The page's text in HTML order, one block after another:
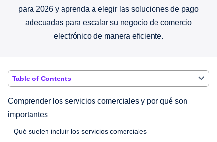
para 2026 y aprenda a elegir las soluciones de pago
adecuadas para escalar su negocio de comercio
electrónico de manera eficiente.
Table of Contents
Comprender los servicios comerciales y por qué son
importantes
Qué suelen incluir los servicios comerciales